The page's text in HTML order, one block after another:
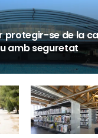
protegir-se de la
amb seguretat